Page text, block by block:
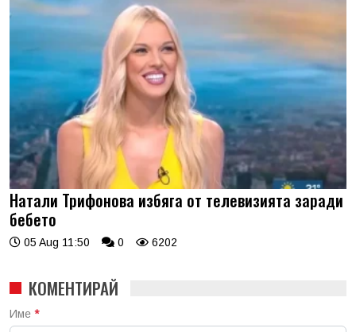
Натали Трифонова избяга от телевизията заради
бебето
05 Aug 11:50 0 6202
КОМЕНТИРАЙ
Име *